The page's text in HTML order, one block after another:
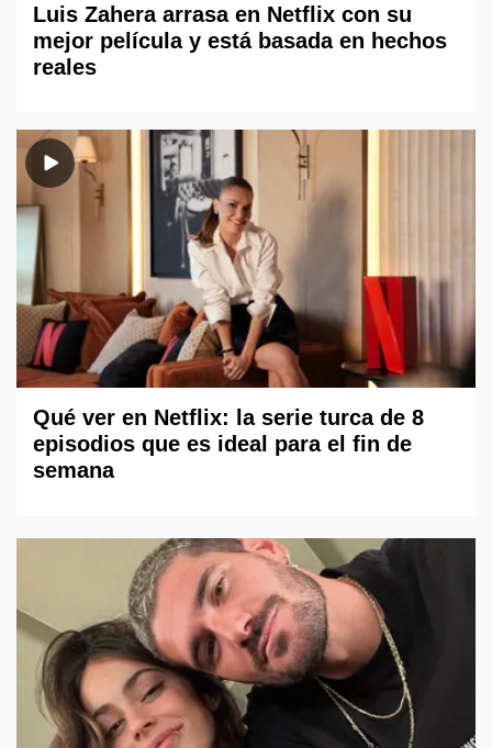
Luis Zahera arrasa en Netflix con su
mejor película y está basada en hechos
reales
Qué ver en Netflix: la serie turca de 8
episodios que es ideal para el fin de
semana